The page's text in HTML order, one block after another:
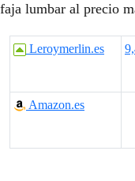
faja lumbar al precio
Leroymerlin.es
Amazon.es